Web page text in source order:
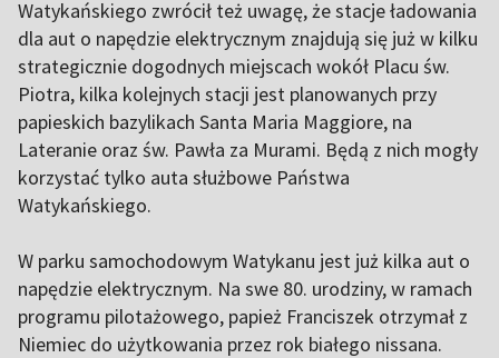
Watykańskiego zwrócił też uwagę, że stacje ładowania
dla aut o napędzie elektrycznym znajdują się już w kilku
strategicznie dogodnych miejscach wokół Placu św.
Piotra, kilka kolejnych stacji jest planowanych przy
papieskich bazylikach Santa Maria Maggiore, na
Lateranie oraz św. Pawła za Murami. Będą z nich mogły
korzystać tylko auta służbowe Państwa
Watykańskiego.
W parku samochodowym Watykanu jest już kilka aut o
napędzie elektrycznym. Na swe 80. urodziny, w ramach
programu pilotażowego, papież Franciszek otrzymał z
Niemiec do użytkowania przez rok białego nissana.